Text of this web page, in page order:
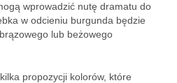
wprowadzić nutę dramatu do
w odcieniu burgunda będzie
lub beżowego
propozycji kolorów, które